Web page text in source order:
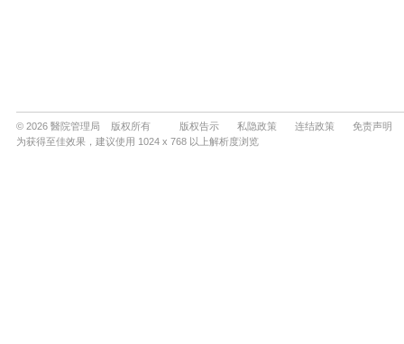
© 2026 醫院管理局 版权所有 版权告示 私隐政策 连结政策
免责声明
为获得至佳效果，建议使用 1024 x 768 以上解析度浏览